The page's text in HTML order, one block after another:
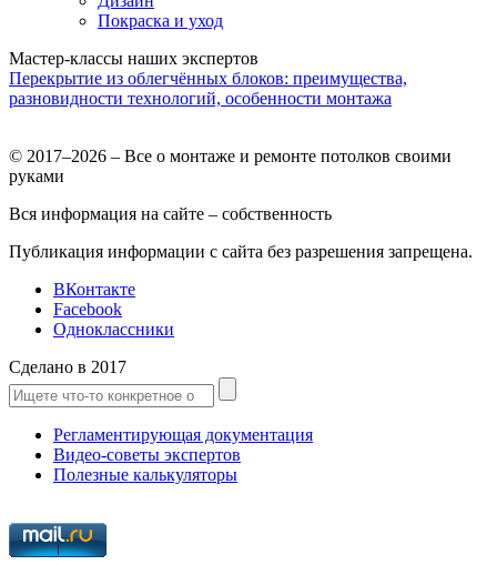
Покраска и уход
Мастер-классы наших экспертов
Перекрытие из облегчённых блоков: преимущества,
разновидности технологий, особенности монтажа
© 2017–2026 – Все о монтаже и ремонте потолков своими
руками
Вся информация на сайте – собственность
Публикация информации с сайта без разрешения запрещена.
ВКонтакте
Facebook
Одноклассники
Сделано в 2017
Регламентирующая документация
Видео-советы экспертов
Полезные калькуляторы